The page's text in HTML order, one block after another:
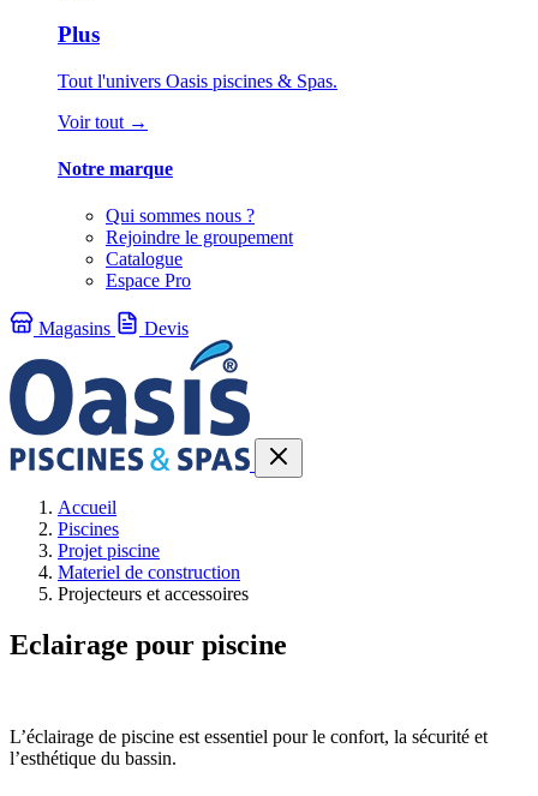
Plus
Tout l'univers Oasis piscines & Spas.
Voir tout →
Notre marque
Qui sommes nous ?
Rejoindre le groupement
Catalogue
Espace Pro
Magasins Devis
Accueil
Piscines
Projet piscine
Materiel de construction
Projecteurs et accessoires
Eclairage pour piscine
L’éclairage de piscine est essentiel pour le confort, la sécurité et
l’esthétique du bassin.